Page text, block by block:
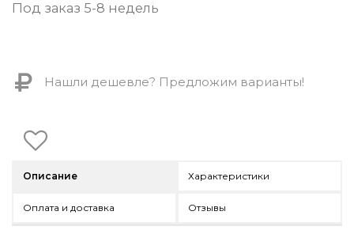
Контемпорари
По типу
Столы и столики
Мягкая мебель
Комоды и тумбы
Консоли
Под заказ 5-8 недель
Нашли дешевле? Предложим варианты!
Описание Характеристики
Оплата и доставка Отзывы